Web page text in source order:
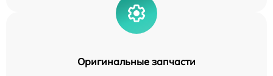
Оригинальные запчасти